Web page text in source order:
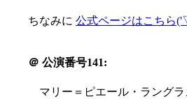
ちなみに 公式ページはこちら
＠ 公演番号141:
マリー＝ピエール・ラングラ